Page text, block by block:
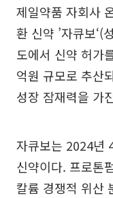
제일약품 자회사
환 신약 ’자큐보‘(
도에서 신약 허가
억원 규모로 추산
성장 잠재력을 가
자큐보는 2024년
신약이다. 프로톤
칼륨 경쟁적 위산